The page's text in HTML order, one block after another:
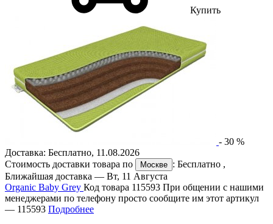
Купить
- 30 %
Доставка: Бесплатно, 11.08.2026
Стоимость доставки товара по
Москве : Бесплатно ,
Ближайшая доставка — Вт, 11 Августа
Organic Baby Grey Код товара 115593 При общении с нашими
менеджерами по телефону просто сообщите им этот артикул
— 115593 Подробнее